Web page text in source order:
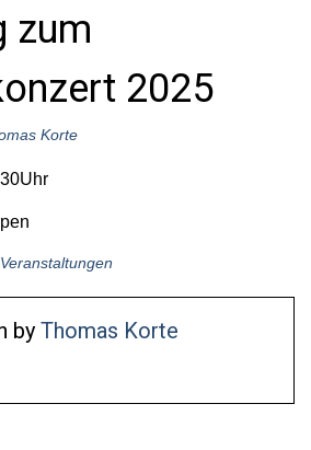
zum
2025
Korte
Veranstaltungen
by Thomas Korte